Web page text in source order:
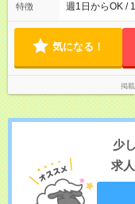
です ◎1日3コマ
相談ください
特徴 週1日からOK /
気になる！
掲
少
求